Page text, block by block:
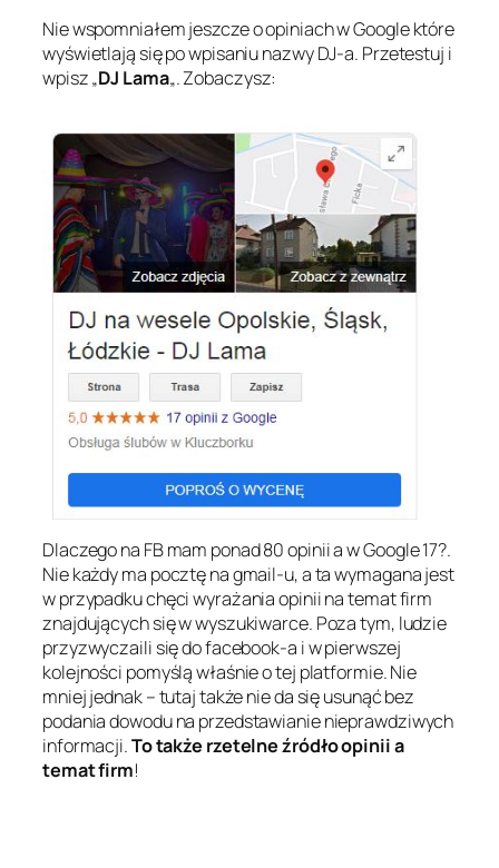
Nie wspomniałem jeszcze o opiniach w Google które
wyświetlają się po wpisaniu nazwy DJ-a. Przetestuj i
wpisz „DJ Lama„. Zobaczysz:
Dlaczego na FB mam ponad 80 opinii a w Google 17?.
Nie każdy ma pocztę na gmail-u, a ta wymagana jest
w przypadku chęci wyrażania opinii na temat firm
znajdujących się w wyszukiwarce. Poza tym, ludzie
przyzwyczaili się do facebook-a i w pierwszej
kolejności pomyślą właśnie o tej platformie. Nie
mniej jednak – tutaj także nie da się usunąć bez
podania dowodu na przedstawianie nieprawdziwych
informacji.To także rzetelne źródło opinii a
temat firm!